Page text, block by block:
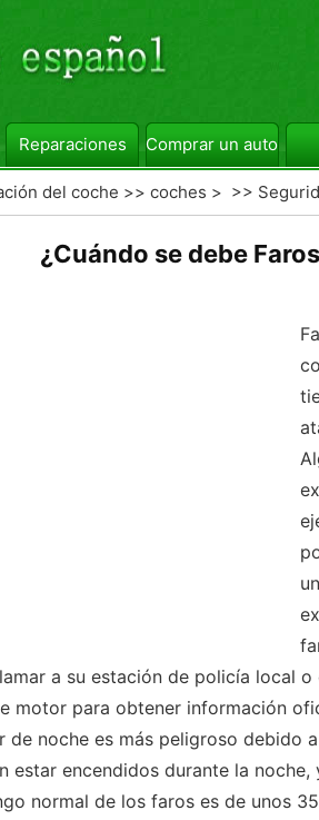
Reparaciones Comprar un automóvil
del coche >> coches > >>
¿Cuándo se debe
a su estación de policía local
motor para obtener información
de noche es más peligroso debido
estar encendidos durante la
normal de los faros es de unos